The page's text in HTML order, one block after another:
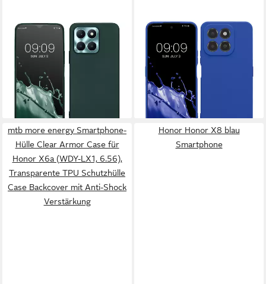
KWMOBILE
Handyhülle Handyhülle für
HONOR X6a Hülle, Silikon
Case metallisch schimmernd -
Schutzhülle Cover
6,99 €
lieferbar - in 2-3 Werktagen bei dir
KWMOBILE
Smartphone-Hülle Handyhülle
für HONOR X6C Hülle,
Weiches Handy Silikon Case -
Schutzhülle Cover
6,99 €
lieferbar - in 2-3 Werktagen bei dir
mtb more energy Smartphone-
Hülle Clear Armor Case für
Honor X6a (WDY-LX1, 6.56),
Transparente TPU Schutzhülle
Case Backcover mit Anti-Shock
Verstärkung
Honor Honor X8 blau
Smartphone